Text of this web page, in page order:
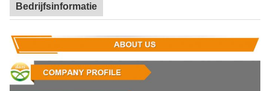
Bedrijfsinformatie